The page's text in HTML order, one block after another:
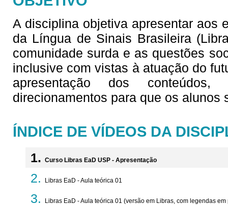
A disciplina objetiva apresentar aos
da Língua de Sinais Brasileira
comunidade surda e as questões
inclusive com vistas à atuação do
apresentação dos
direcionamentos para que os alunos
ÍNDICE DE VÍDEOS DA
Curso Libras EaD USP - Apresentação
Libras EaD - Aula teórica 01
Libras EaD - Aula teórica 01 (versão em Libras, com legendas em